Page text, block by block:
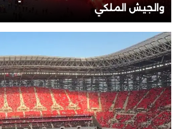
والجيش الملكي